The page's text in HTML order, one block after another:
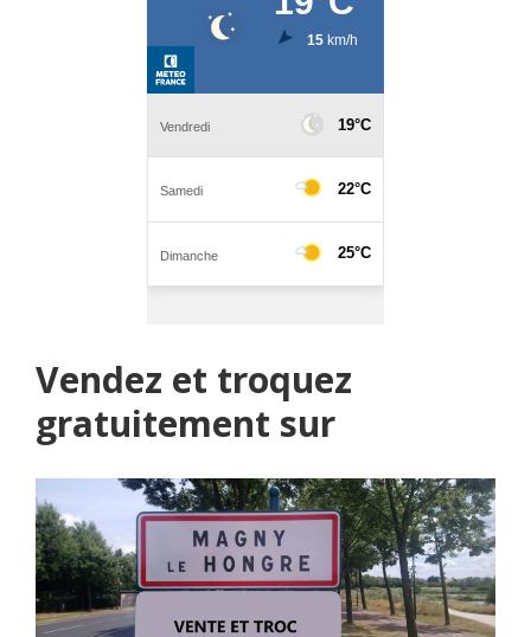
Vendez et troquez
gratuitement sur